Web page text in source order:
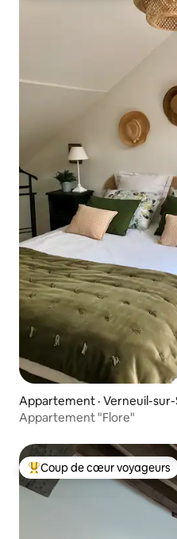
Appartement · Verneuil-sur-
Appartement "Flore"
Coup de cœur voyageurs
Coup de cœur voyageurs